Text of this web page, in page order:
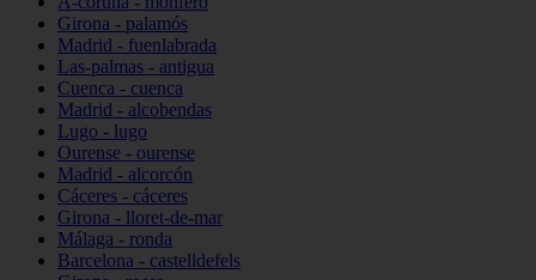
Girona - palamós
Madrid - fuenlabrada
Las-palmas - antigua
Cuenca - cuenca
Madrid - alcobendas
Lugo - lugo
Ourense - ourense
Madrid - alcorcón
Cáceres - cáceres
Girona - lloret-de-mar
Málaga - ronda
Barcelona - castelldefels